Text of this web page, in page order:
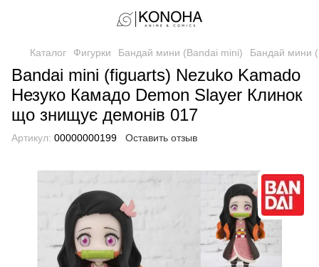
Каталог Фигурки Бандай мини (Bandai mini) Бандай мини
Bandai mini (figuarts) Nezuko Kamado
Незуко Камадо Demon Slayer Клинок
що знищує демонів 017
Артикул: 00000000199 Оставить отзыв